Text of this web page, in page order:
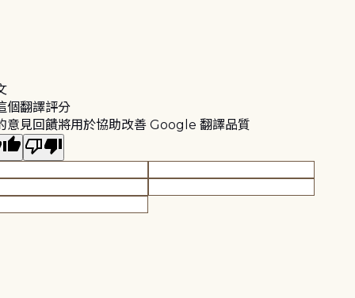
個翻譯評分
意見回饋將用於協助改善 Google 翻譯品質